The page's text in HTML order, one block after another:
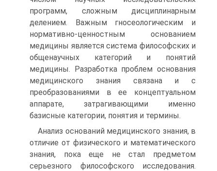
программ, сложным дисциплинарным
делением. Важным гносеологическим и
нормативно-ценностным основанием
медицины является система философских и
общенаучных категорий и понятий
медицины. Разработка проблем основания
медицинского знания связана и с
преобразованиями в ее концептуальном
аппарате, затрагивающими именно
базисные категории, понятия и термины.
Анализ оснований медицинского знания, в
отличие от физического и математического
знания, пока еще не стал предметом
серьезного философского исследования.